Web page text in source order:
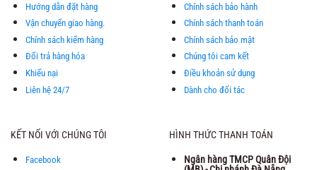
Hướng dẫn đặt hàng
Vận chuyển giao hàng.
Chính sách kiểm hàng
Đổi trả hàng hóa
Khiếu nại
Liên hệ 24/7
Chính sách bảo hành
Chính sách thanh toán
Chính sách bảo mật
Chúng tôi cam kết
Điều khoản sử dụng
Dành cho đối tác
KẾT NỐI VỚI CHÚNG TÔI
Facebook
HÌNH THỨC THANH TOÁN
Ngân hàng TMCP Quân Đội